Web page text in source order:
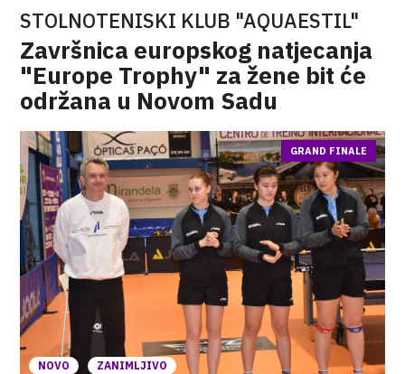
STOLNOTENISKI KLUB "AQUAESTIL"
Završnica europskog natjecanja
"Europe Trophy" za žene bit će
održana u Novom Sadu
NOVO ZANIMLJIVO
GRAND FINALE